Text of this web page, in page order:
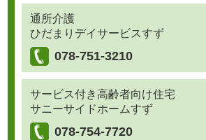
通所介護
ひだまりデイサービスすず
078-751-3210
サービス付き高齢者向け住宅
サニーサイドホームすず
078-754-7720